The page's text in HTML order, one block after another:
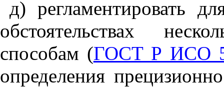
д) регламентировать
обстоятельствах
способам (ГОСТ Р ИСО
определения